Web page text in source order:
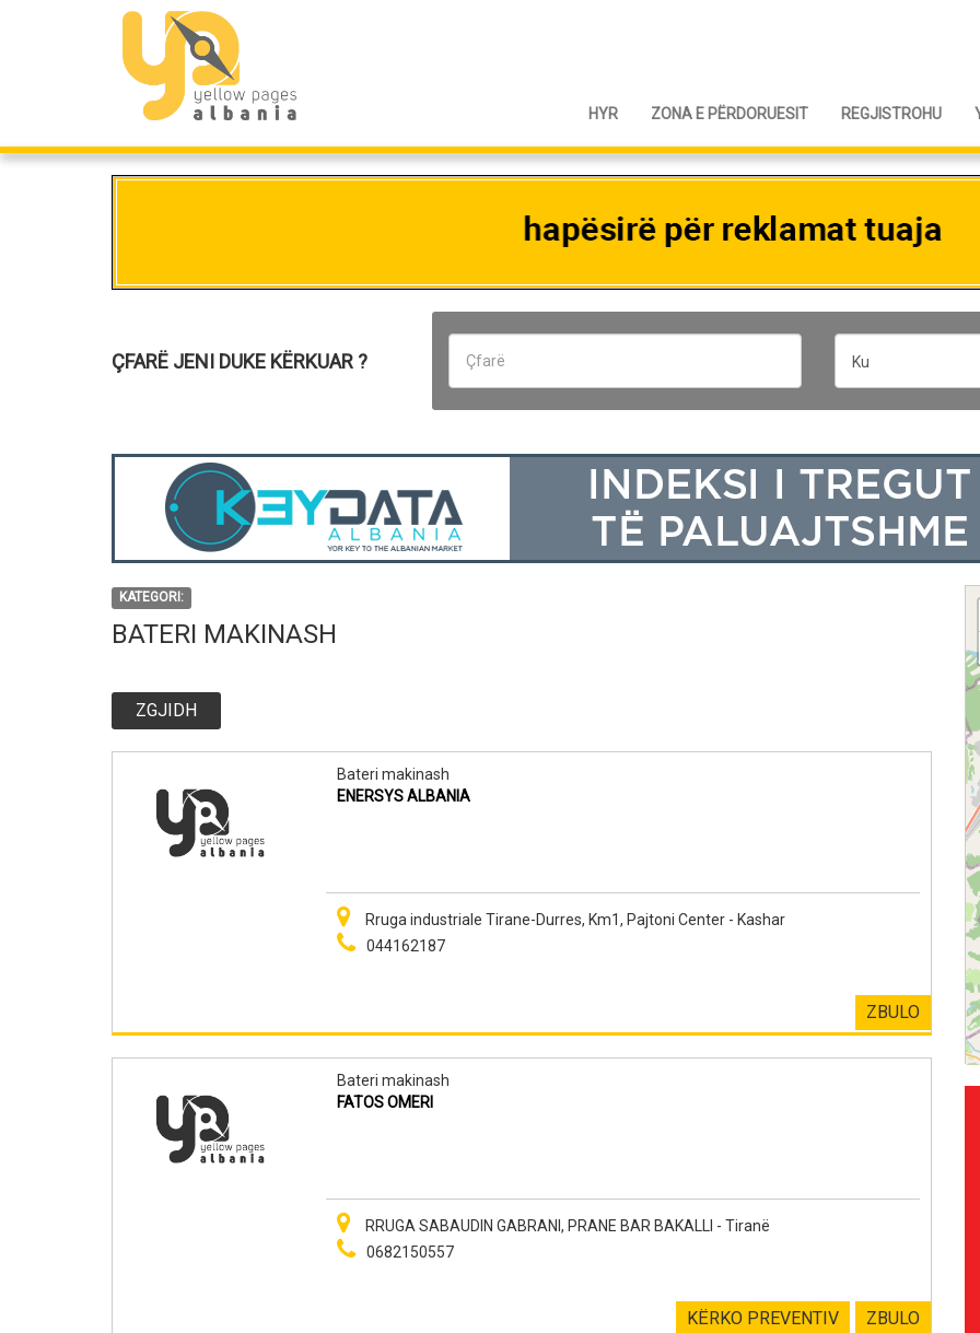
HYR ZONA E PËRDORUESIT REGJISTROHU
ÇFARË JENI DUKE KËRKUAR ? Ku
KATEGORI:
BATERI MAKINASH
ZGJIDH
Bateri makinash
ENERSYS ALBANIA
Rruga industriale Tirane-Durres, Km1, Pajtoni Center - Kashar
044162187
ZBULO
Bateri makinash
FATOS OMERI
RRUGA SABAUDIN GABRANI, PRANE BAR BAKALLI - Tiranë
0682150557
ZBULO
KËRKO PREVENTIV